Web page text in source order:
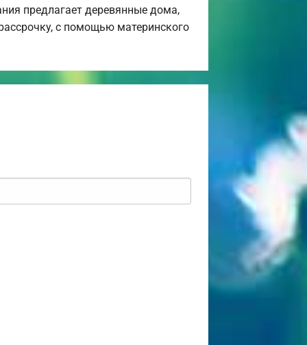
предлагает деревянные дома,
с помощью материнского